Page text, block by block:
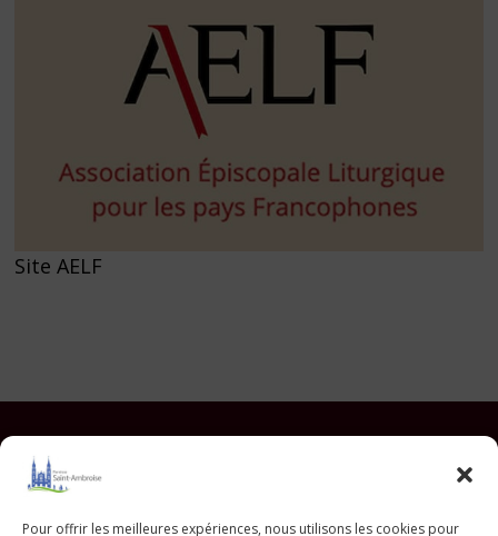
Pour offrir les meilleures expériences, nous utilisons les cookies pour
Site AELF